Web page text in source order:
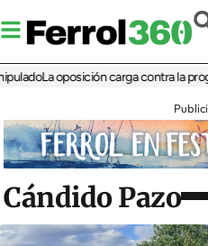
La oposición carga contra la
Cándido Pazo